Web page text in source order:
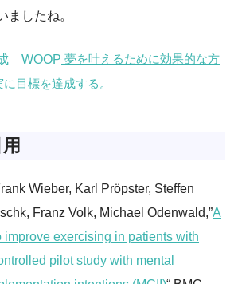
ましたね。
夢を叶えるために効果的な方
目標を達成する。
Wieber, Karl Pröpster, Steffen
Franz Volk, Michael Odenwald,”A
improve exercising in patients with
pilot study with mental